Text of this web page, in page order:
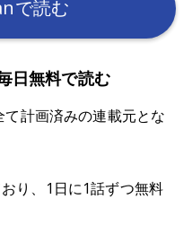
で読む
日無料で読む
計画済みの連載元とな
り、1日に1話ずつ無料